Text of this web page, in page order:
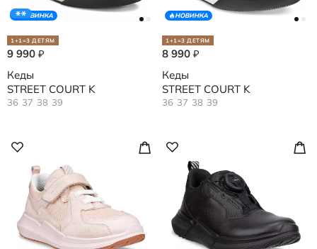
НОВИНКА
1+1=3 ДЕТЯМ
9 990 ₽
Кеды
STREET COURT K
36 37 38 39
НОВИНКА
1+1=3 ДЕТЯМ
8 990 ₽
Кеды
STREET COURT K
36 37 38 39